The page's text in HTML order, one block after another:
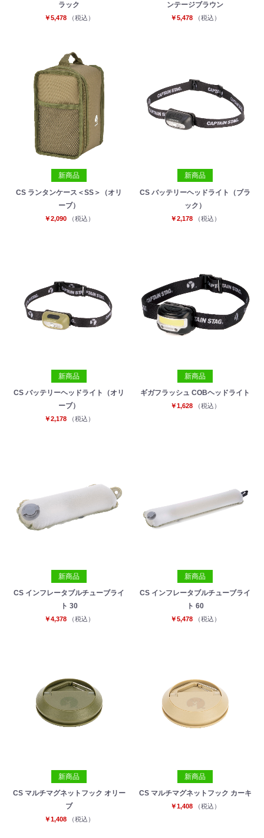
ラック
￥5,478 （税込）
ンテージブラウン
￥5,478 （税込）
新商品
CS ランタンケース＜SS＞（オリ
ーブ）
￥2,090 （税込）
新商品
CS バッテリーヘッドライト（ブラ
ック）
￥2,178 （税込）
新商品
CS バッテリーヘッドライト（オリ
ーブ）
￥2,178 （税込）
新商品
ギガフラッシュ COBヘッドライト
￥1,628 （税込）
新商品
CS インフレータブルチューブライ
ト 30
￥4,378 （税込）
新商品
CS インフレータブルチューブライ
ト 60
￥5,478 （税込）
新商品
CS マルチマグネットフック オリー
ブ
￥1,408 （税込）
新商品
CS マルチマグネットフック カーキ
￥1,408 （税込）